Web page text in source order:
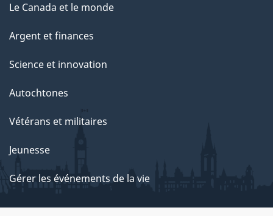
Le Canada et le monde
Argent et finances
Science et innovation
Autochtones
Vétérans et militaires
Jeunesse
Gérer les événements de la vie